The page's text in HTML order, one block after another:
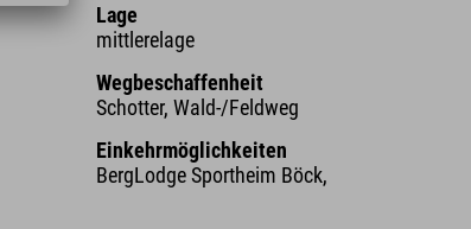
Lage
mittlerelage
Wegbeschaffenheit
Schotter, Wald-/Feldweg
Einkehrmöglichkeiten
BergLodge Sportheim Böck,